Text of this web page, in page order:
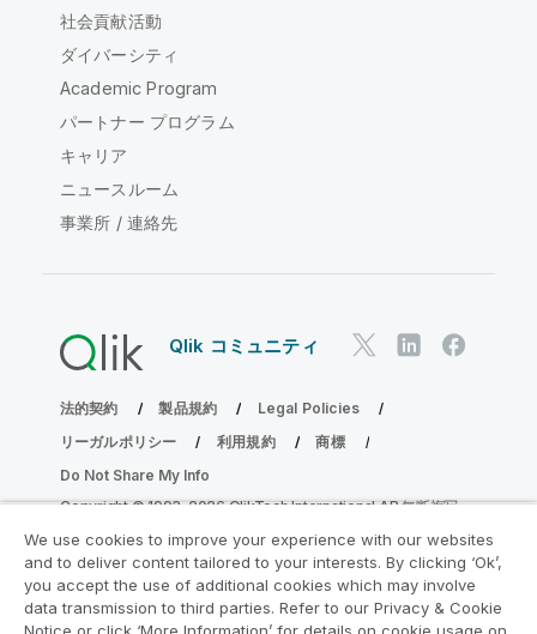
社会貢献活動
ダイバーシティ
Academic Program
パートナー プログラム
キャリア
ニュースルーム
事業所 / 連絡先
Qlik コミュニティ
法的契約 製品規約
Legal Policies
リーガルポリシー
利用規約
商標
Do Not Share My Info
Copyright © 1993-2026 QlikTech International AB.無断複写・
分析の近代化プログラムに参加する
We use cookies to improve your experience with our websites
and to deliver content tailored to your interests. By clicking ‘Ok’,
you accept the use of additional cookies which may involve
data transmission to third parties. Refer to our Privacy & Cookie